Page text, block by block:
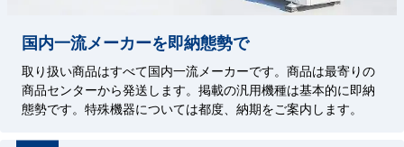
国内一流メーカーを即納態勢で
取り扱い商品はすべて国内一流メーカーです。商品は最寄りの
商品センターから発送します。掲載の汎用機種は基本的に即納
態勢です。特殊機器については都度、納期をご案内します。